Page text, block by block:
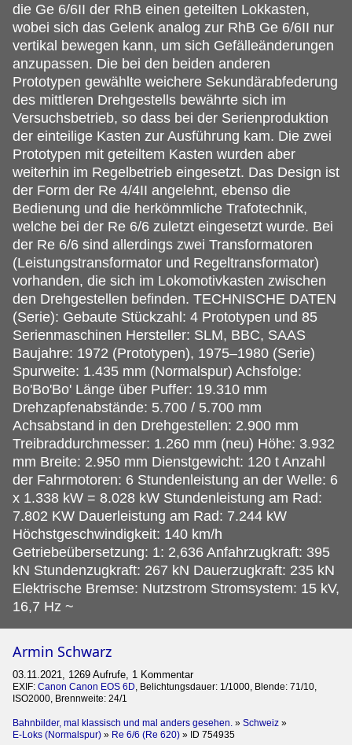
die Ge 6/6II der RhB einen geteilten Lokkasten,
wobei sich das Gelenk analog zur RhB Ge 6/6II nur
vertikal bewegen kann, um sich Gefälleänderungen
anzupassen. Die bei den beiden anderen
Prototypen gewählte weichere Sekundärabfederung
des mittleren Drehgestells bewährte sich im
Versuchsbetrieb, so dass bei der Serienproduktion
der einteilige Kasten zur Ausführung kam. Die zwei
Prototypen mit geteiltem Kasten wurden aber
weiterhin im Regelbetrieb eingesetzt. Das Design ist
der Form der Re 4/4II angelehnt, ebenso die
Bedienung und die herkömmliche Trafotechnik,
welche bei der Re 6/6 zuletzt eingesetzt wurde. Bei
der Re 6/6 sind allerdings zwei Transformatoren
(Leistungstransformator und Regeltransformator)
vorhanden, die sich im Lokomotivkasten zwischen
den Drehgestellen befinden. TECHNISCHE DATEN
(Serie): Gebaute Stückzahl: 4 Prototypen und 85
Serienmaschinen Hersteller: SLM, BBC, SAAS
Baujahre: 1972 (Prototypen), 1975–1980 (Serie)
Spurweite: 1.435 mm (Normalspur) Achsfolge:
Bo'Bo'Bo' Länge über Puffer: 19.310 mm
Drehzapfenabstände: 5.700 / 5.700 mm
Achsabstand in den Drehgestellen: 2.900 mm
Treibraddurchmesser: 1.260 mm (neu) Höhe: 3.932
mm Breite: 2.950 mm Dienstgewicht: 120 t Anzahl
der Fahrmotoren: 6 Stundenleistung an der Welle: 6
x 1.338 kW = 8.028 kW Stundenleistung am Rad:
7.802 KW Dauerleistung am Rad: 7.244 kW
Höchstgeschwindigkeit: 140 km/h
Getriebeübersetzung: 1: 2,636 Anfahrzugkraft: 395
kN Stundenzugkraft: 267 kN Dauerzugkraft: 235 kN
Elektrische Bremse: Nutzstrom Stromsystem: 15 kV,
16,7 Hz ~
Armin Schwarz
03.11.2021, 1269 Aufrufe, 1 Kommentar
EXIF: Canon Canon EOS 6D , Belichtungsdauer: 1/1000, Blende: 71/10,
ISO2000, Brennweite: 24/1
Bahnbilder, mal klassisch und mal anders gesehen. » Schweiz »
E-Loks (Normalspur) » Re 6/6 (Re 620) » ID 754935